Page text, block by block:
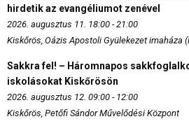
hirdetik az evangéliumot zenével
2026. augusztus 11. 18:00 - 21:00
Kiskőrös, Oázis Apostoli Gyülekezet imaháza
Sakkra fel! – Háromnapos
iskolásokat Kiskőrösön
2026. augusztus 12. 09:00 - 12:00
Kiskőrös, Petőfi Sándor Művelődési Központ